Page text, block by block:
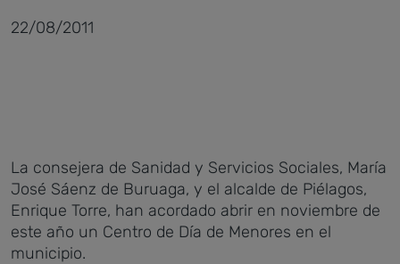
22/08/2011
La consejera de Sanidad y Servicios Sociales, María
José Sáenz de Buruaga, y el alcalde de Piélagos,
Enrique Torre, han acordado abrir en noviembre de
este año un Centro de Día de Menores en el
municipio.